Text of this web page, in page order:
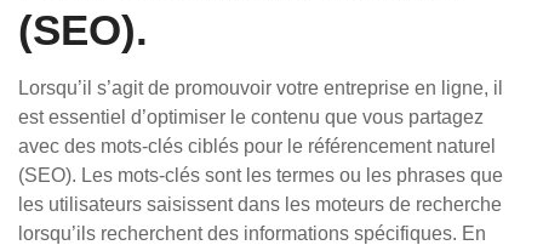
(SEO).
Lorsqu’il s’agit de promouvoir votre entreprise en ligne, il
est essentiel d’optimiser le contenu que vous partagez
avec des mots-clés ciblés pour le référencement naturel
(SEO). Les mots-clés sont les termes ou les phrases que
les utilisateurs saisissent dans les moteurs de recherche
lorsqu’ils recherchent des informations spécifiques. En